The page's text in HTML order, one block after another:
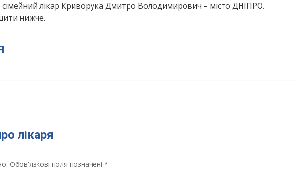
лікар Криворука Дмитро Володимирович – місто ДНІПРО.
нижче.
лікаря
Обов'язкові поля позначені *